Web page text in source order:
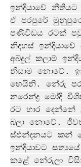
ඉන්දියාවේ
ඒ පරපුරේ
පණිවිඩය රටක්
නිදහස් ඉන්දියාවේ
අබ්දුල් කලාම්
නිසාම නොවේ.
හෙයිනි. නේරු
නරෙන්ද්‍ර මෝදි
රට භාර
බලා නොවේ.
ස්ඵන්දනයට කන්
ඉන්දියාවට
කළේ නේරුලා